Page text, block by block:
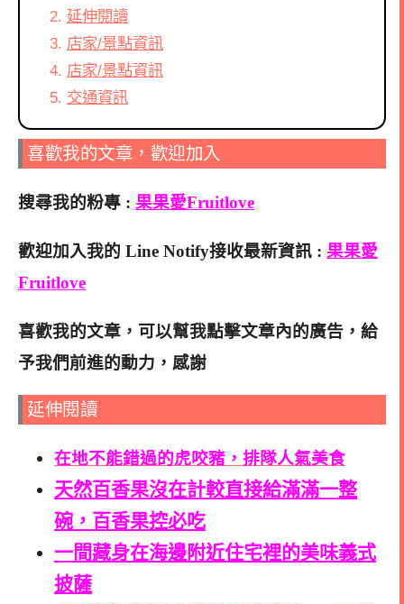
延伸閱讀
店家/景點資訊
店家/景點資訊
交通資訊
喜歡我的文章，歡迎加入
搜尋我的粉專 : 果果愛Fruitlove
歡迎加入我的 Line Notify接收最新資訊 : 果果愛
Fruitlove
喜歡我的文章，可以幫我點擊文章內的廣告，給
予我們前進的動力，感謝
延伸閱讀
在地不能錯過的虎咬豬，排隊人氣美食
天然百香果沒在計較直接給滿滿一整
碗，百香果控必吃
一間藏身在海邊附近住宅裡的美味義式
披薩